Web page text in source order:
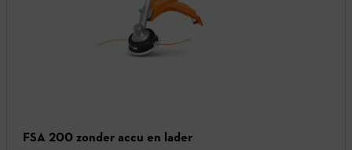
FSA 200 zonder accu en lader